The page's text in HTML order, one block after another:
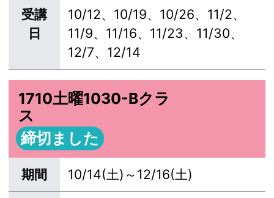
受講
日
10/12、10/19、10/26、11/2、
11/9、11/16、11/23、11/30、
12/7、12/14
1710土曜1030-Bクラ
ス
締切ました
期間 10/14(土)～12/16(土)